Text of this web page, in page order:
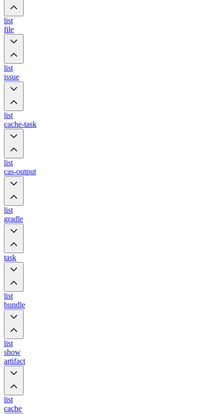
list
file
list
issue
list
cache-task
list
cas-output
list
gradle
task
list
bundle
list
show
artifact
list
cache